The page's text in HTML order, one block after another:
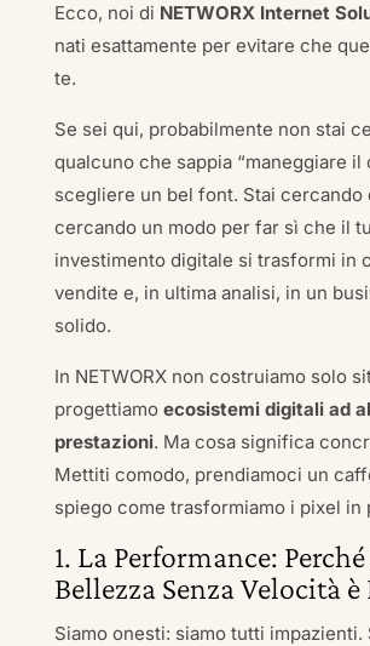
Ecco, noi di NETWORX Internet
nati esattamente per evitare che
te.
Se sei qui, probabilmente non stai
qualcuno che sappia “maneggiare il
scegliere un bel font. Stai cercando
cercando un modo per far sì che il
investimento digitale si trasformi in
vendite e, in ultima analisi, in un
solido.
In NETWORX non costruiamo solo
progettiamo ecosistemi digitali ad
prestazioni. Ma cosa significa
Mettiti comodo, prendiamoci un
spiego come trasformiamo i pixel in
1. La Performance:
Bellezza Senza Velocità
Siamo onesti: siamo tutti impazienti.